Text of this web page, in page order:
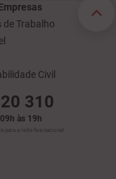
de Trabalho
Civil
310
às 19h
para a rede fixa nacional